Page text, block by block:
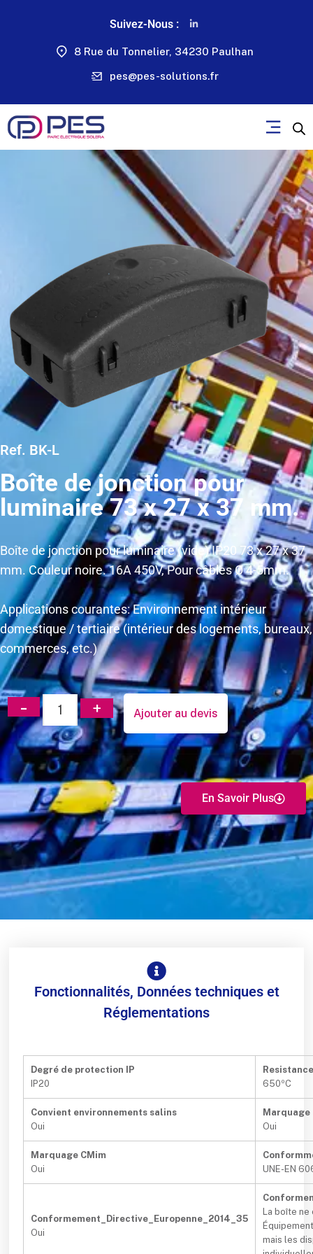
Suivez-Nous :
8 Rue du Tonnelier, 34230 Paulhan
pes@pes-solutions.fr
Ref. BK-L
Boîte de jonction pour
luminaire 73 x 27 x 37 mm.
Boîte de jonction pour luminaire (vide) IP20 73 x 27 x 37
mm. Couleur noire. 16A 450V, Pour câbles Ø 4-5mm.
Applications courantes: Environnement intérieur
domestique / tertiaire (intérieur des logements, bureaux,
commerces, etc.)
Ajouter au devis
En Savoir Plus
Fonctionnalités, Données techniques et
Réglementations
Degré de protection IP
IP20
650ºC
Convient environnements salins
Oui
Marquage
Oui
Marquage CMim
Oui
UNE-EN
Conformement_Directive_Europenne_2014_35
Oui
La boîte
mais les